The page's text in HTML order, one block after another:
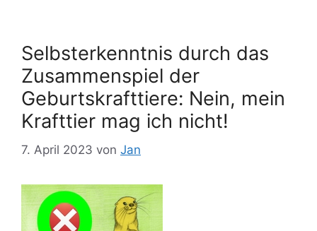
Selbsterkenntnis durch das
Zusammenspiel der
Geburtskrafttiere: Nein, mein
Krafttier mag ich nicht!
7. April 2023 von Jan